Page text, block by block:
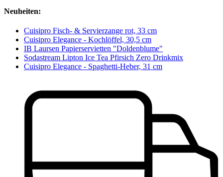
Neuheiten:
Cuisipro Fisch- & Servierzange rot, 33 cm
Cuisipro Elegance - Kochlöffel, 30,5 cm
IB Laursen Papierservietten "Doldenblume"
Sodastream Lipton Ice Tea Pfirsich Zero Drinkmix
Cuisipro Elegance - Spaghetti-Heber, 31 cm